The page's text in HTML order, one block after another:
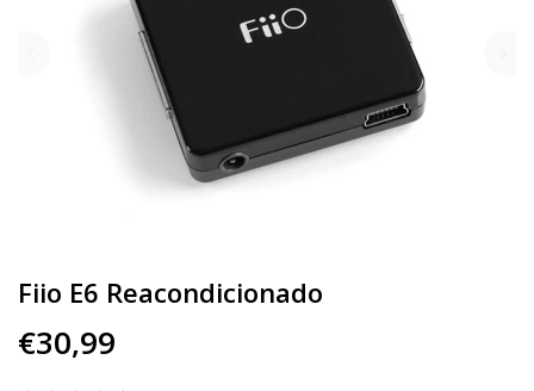
Fiio E6 Reacondicionado
€30,99